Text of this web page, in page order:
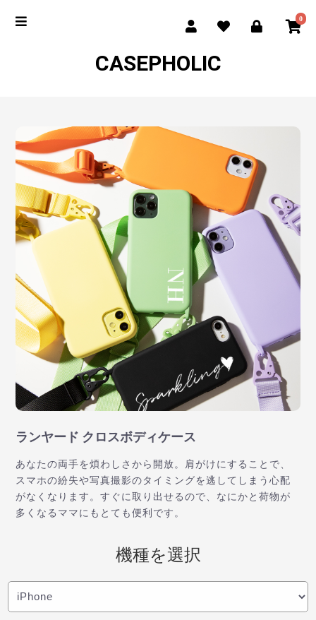
0
CASEPHOLIC
ランヤード クロスボディケース
あなたの両手を煩わしさから開放。肩がけにすることで、
スマホの紛失や写真撮影のタイミングを逃してしまう心配
がなくなります。すぐに取り出せるので、なにかと荷物が
多くなるママにもとても便利です。
機種を選択